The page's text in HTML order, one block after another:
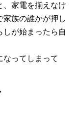
、家電を揃えなけ
家族の誰かが押し
しが始まったら自
なってしまって